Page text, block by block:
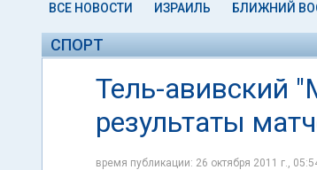
ВСЕ НОВОСТИ ИЗРАИЛЬ БЛИЖНИЙ
СПОРТ
Тель-авивский
результаты
время публикации: 26 октября 2011 г.,